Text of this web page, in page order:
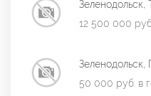
Зеленодольск,
12 500 000
50 000 руб. в